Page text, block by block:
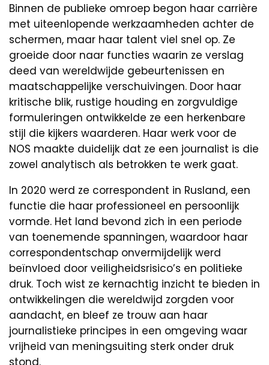
Binnen de publieke omroep begon haar carrière
met uiteenlopende werkzaamheden achter de
schermen, maar haar talent viel snel op. Ze
groeide door naar functies waarin ze verslag
deed van wereldwijde gebeurtenissen en
maatschappelijke verschuivingen. Door haar
kritische blik, rustige houding en zorgvuldige
formuleringen ontwikkelde ze een herkenbare
stijl die kijkers waarderen. Haar werk voor de
NOS maakte duidelijk dat ze een journalist is die
zowel analytisch als betrokken te werk gaat.
In 2020 werd ze correspondent in Rusland, een
functie die haar professioneel en persoonlijk
vormde. Het land bevond zich in een periode
van toenemende spanningen, waardoor haar
correspondentschap onvermijdelijk werd
beïnvloed door veiligheidsrisico’s en politieke
druk. Toch wist ze kernachtig inzicht te bieden in
ontwikkelingen die wereldwijd zorgden voor
aandacht, en bleef ze trouw aan haar
journalistieke principes in een omgeving waar
vrijheid van meningsuiting sterk onder druk
stond.